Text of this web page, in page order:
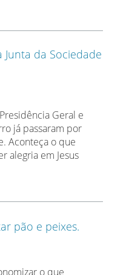
Geral e
já passaram por
Aconteça o que
alegria em Jesus
o que